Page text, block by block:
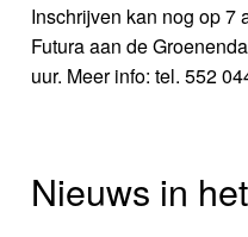
Inschrijven kan nog op 7
Futura aan de
uur. Meer info: tel. 552
Nieuws in